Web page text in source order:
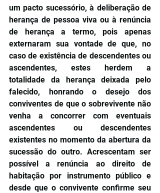
um pacto sucessório, à deliberação de
herança de pessoa viva ou à renúncia
de herança a termo, pois apenas
externaram sua vontade de que, no
caso de existência de descendentes ou
ascendentes, estes herdem a
totalidade da herança deixada pelo
falecido, honrando o desejo dos
conviventes de que o sobrevivente não
venha a concorrer com eventuais
ascendentes ou descendentes
existentes no momento da abertura da
sucessão do outro. Acrescentam ser
possível a renúncia ao direito de
habitação por instrumento público e
desde que o convivente confirme seu